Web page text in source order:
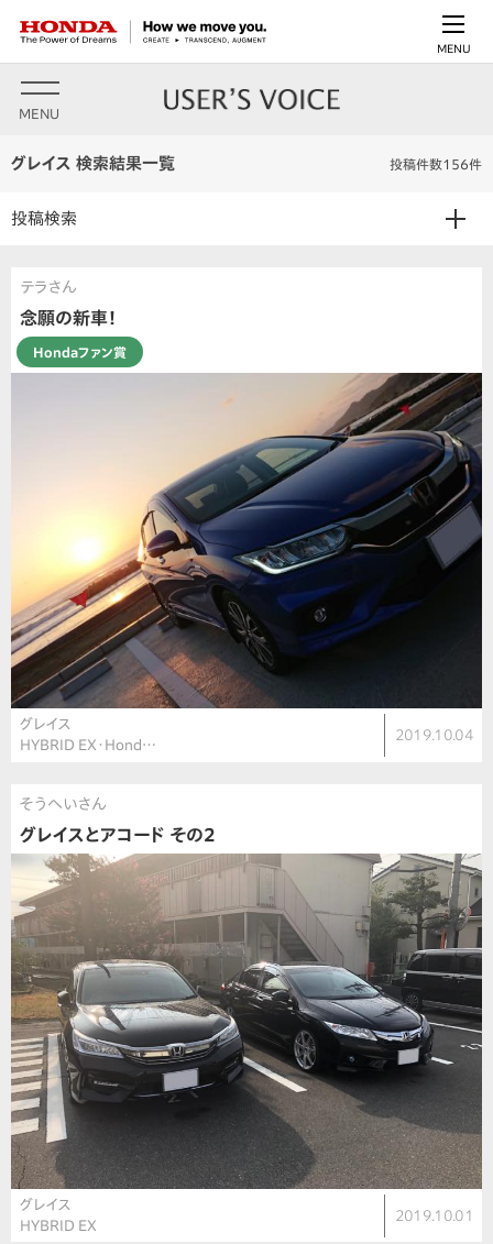
MENU
MENU
グレイス 検索結果一覧 投稿件数156件
投稿検索
テラさん
念願の新車！
Hondaファン賞
グレイス
HYBRID EX・Hond…
2019.10.04
そうへいさん
グレイスとアコード その2
グレイス
HYBRID EX
2019.10.01